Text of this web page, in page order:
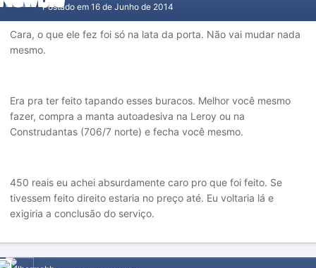
Postado em 16 de Junho de 2014
Cara, o que ele fez foi só na lata da porta. Não vai mudar nada
mesmo.
Era pra ter feito tapando esses buracos. Melhor você mesmo
fazer, compra a manta autoadesiva na Leroy ou na
Construdantas (706/7 norte) e fecha você mesmo.
450 reais eu achei absurdamente caro pro que foi feito. Se
tivessem feito direito estaria no preço até. Eu voltaria lá e
exigiria a conclusão do serviço.